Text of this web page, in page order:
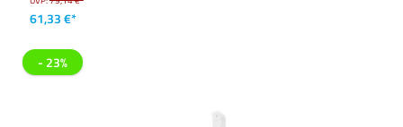
61,33 €*
- 23%